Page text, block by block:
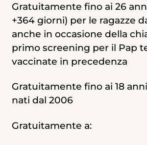
Gratuitamente fino ai 26
+364 giorni) per le ragazze
anche in occasione della
primo screening per il Pap
vaccinate in precedenza
Gratuitamente fino ai 18
nati dal 2006
Gratuitamente a: